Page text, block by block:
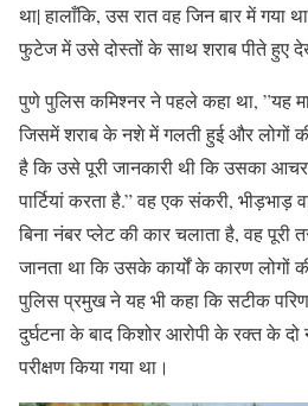
था| हालाँकि, उस रात वह जिन बार में गया
फुटेज में उसे दोस्तों के साथ शराब पीते हुए
पुणे पुलिस कमिश्नर ने पहले कहा था, ”यह
जिसमें शराब के नशे में गलती हुई और लोगों की
है कि उसे पूरी जानकारी थी कि उसका
पार्टियां करता है.” वह एक संकरी, भीड़भाड़
बिना नंबर प्लेट की कार चलाता है, वह
जानता था कि उसके कार्यों के कारण लोगों
पुलिस प्रमुख ने यह भी कहा कि सटीक
दुर्घटना के बाद किशोर आरोपी के रक्त के
परीक्षण किया गया था।